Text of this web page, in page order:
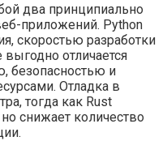
два принципиально
приложений. Python
скоростью разработки
отличается
безопасностью и
Отладка в
тогда как Rust
снижает количество